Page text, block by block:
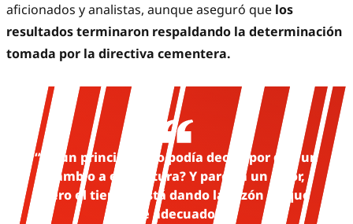
aficionados y analistas, aunque aseguró que los
resultados terminaron respaldando la determinación
tomada por la directiva cementera.
“En un principio uno podía decir, ¿por qué un
cambio a esta altura? Y parecía un error,
pero el tiempo está dando la razón de que
fue adecuado”.